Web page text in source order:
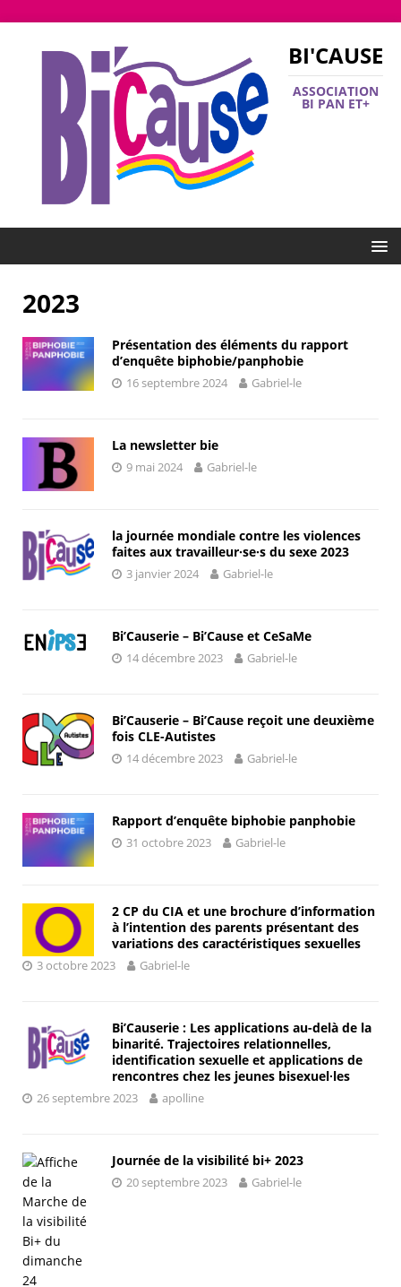
BI'CAUSE
ASSOCIATION
BI PAN ET+
2023
Présentation des éléments du rapport
d’enquête biphobie/panphobie
16 septembre 2024 Gabriel-le
La newsletter bie
9 mai 2024 Gabriel-le
la journée mondiale contre les violences
faites aux travailleur·se·s du sexe 2023
3 janvier 2024 Gabriel-le
Bi’Causerie – Bi’Cause et CeSaMe
14 décembre 2023 Gabriel-le
Bi’Causerie – Bi’Cause reçoit une deuxième
fois CLE-Autistes
14 décembre 2023 Gabriel-le
Rapport d’enquête biphobie panphobie
31 octobre 2023 Gabriel-le
2 CP du CIA et une brochure d’information
à l’intention des parents présentant des
variations des caractéristiques sexuelles
3 octobre 2023 Gabriel-le
Bi’Causerie : Les applications au-delà de la
binarité. Trajectoires relationnelles,
identification sexuelle et applications de
rencontres chez les jeunes bisexuel∙les
26 septembre 2023 apolline
Journée de la visibilité bi+ 2023
20 septembre 2023 Gabriel-le